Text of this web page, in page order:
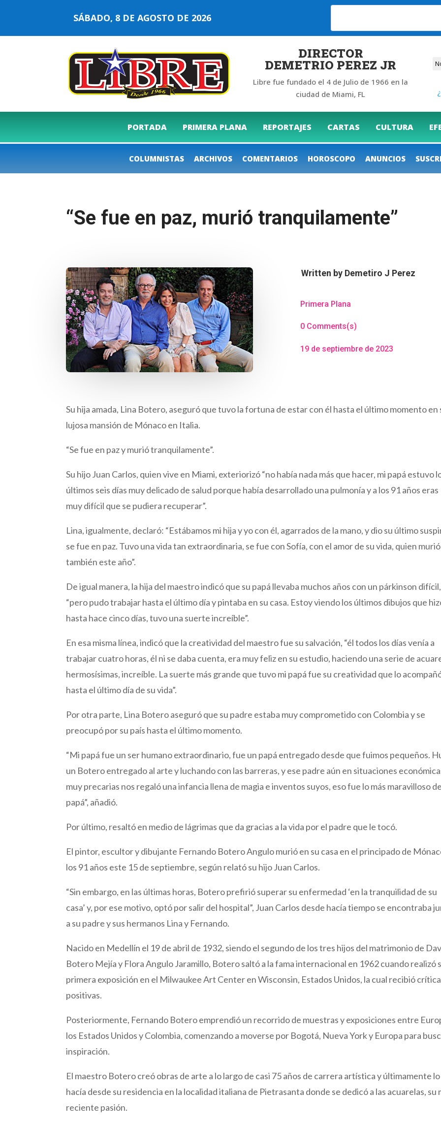
SÁBADO, 8 DE AGOSTO DE 2026
DIRECTOR
DEMETRIO PEREZ JR
Libre fue fundado el 4 de Julio de 1966 en la
ciudad de Miami, FL
PORTADA PRIMERA PLANA REPORTAJES CARTAS CULTURA
COLUMNISTAS ARCHIVOS COMENTARIOS HOROSCOPO ANUNCIOS
“Se fue en paz, murió tranquilamente”
Written by Demetiro J Perez
Primera Plana
0 Comments(s)
19 de septiembre de 2023
Su hija amada, Lina Botero, aseguró que tuvo la fortuna de estar con él hasta el último momento en
lujosa mansión de Mónaco en Italia.
“Se fue en paz y murió tranquilamente”.
Su hijo Juan Carlos, quien vive en Miami, exteriorizó “no había nada más que hacer, mi papá estuvo
últimos seis días muy delicado de salud porque había desarrollado una pulmonía y a los 91 años eras
muy difícil que se pudiera recuperar”.
Lina, igualmente, declaró: “Estábamos mi hija y yo con él, agarrados de la mano, y dio su último
se fue en paz. Tuvo una vida tan extraordinaria, se fue con Sofía, con el amor de su vida, quien murió
también este año”.
De igual manera, la hija del maestro indicó que su papá llevaba muchos años con un párkinson difícil,
“pero pudo trabajar hasta el último día y pintaba en su casa. Estoy viendo los últimos dibujos que
hasta hace cinco días, tuvo una suerte increíble”.
En esa misma línea, indicó que la creatividad del maestro fue su salvación, “él todos los días venía a
trabajar cuatro horas, él ni se daba cuenta, era muy feliz en su estudio, haciendo una serie de
hermosísimas, increíble. La suerte más grande que tuvo mi papá fue su creatividad que lo
hasta el último día de su vida”.
Por otra parte, Lina Botero aseguró que su padre estaba muy comprometido con Colombia y se
preocupó por su país hasta el último momento.
“Mi papá fue un ser humano extraordinario, fue un papá entregado desde que fuimos pequeños.
un Botero entregado al arte y luchando con las barreras, y ese padre aún en situaciones
muy precarias nos regaló una infancia llena de magia e inventos suyos, eso fue lo más maravilloso
papá”, añadió.
Por último, resaltó en medio de lágrimas que da gracias a la vida por el padre que le tocó.
El pintor, escultor y dibujante Fernando Botero Angulo murió en su casa en el principado de
los 91 años este 15 de septiembre, según relató su hijo Juan Carlos.
“Sin embargo, en las últimas horas, Botero prefirió superar su enfermedad ‘en la tranquilidad de su
casa’ y, por ese motivo, optó por salir del hospital”, Juan Carlos desde hacía tiempo se encontraba
a su padre y sus hermanos Lina y Fernando.
Nacido en Medellín el 19 de abril de 1932, siendo el segundo de los tres hijos del matrimonio de
Botero Mejía y Flora Angulo Jaramillo, Botero saltó a la fama internacional en 1962 cuando realizó
primera exposición en el Milwaukee Art Center en Wisconsin, Estados Unidos, la cual recibió
positivas.
Posteriormente, Fernando Botero emprendió un recorrido de muestras y exposiciones entre
los Estados Unidos y Colombia, comenzando a moverse por Bogotá, Nueva York y Europa para
inspiración.
El maestro Botero creó obras de arte a lo largo de casi 75 años de carrera artística y últimamente lo
hacía desde su residencia en la localidad italiana de Pietrasanta donde se dedicó a las acuarelas, su
reciente pasión.